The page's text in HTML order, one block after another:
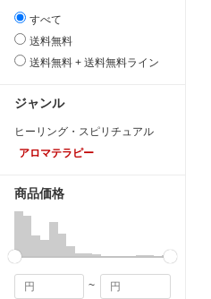
すべて
送料無料
送料無料 + 送料無料ライン
ジャンル
ヒーリング・スピリチュアル
アロマテラピー
商品価格
~